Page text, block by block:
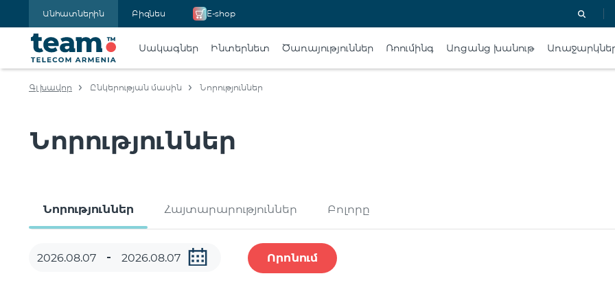
Անհատներին Բիզնես E-shop
Սակագներ Ինտերնետ Ծառայություններ Ռոումինգ Առցանց խանութ
Գլխավոր Ընկերության մասին Նորություններ
Նորություններ
Նորություններ Հայտարարություններ Բոլորը
Որոնում